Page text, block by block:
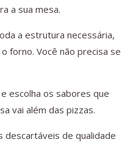
a sua mesa.
a estrutura necessária,
forno. Você não precisa se
escolha os sabores que
vai além das pizzas.
descartáveis de qualidade